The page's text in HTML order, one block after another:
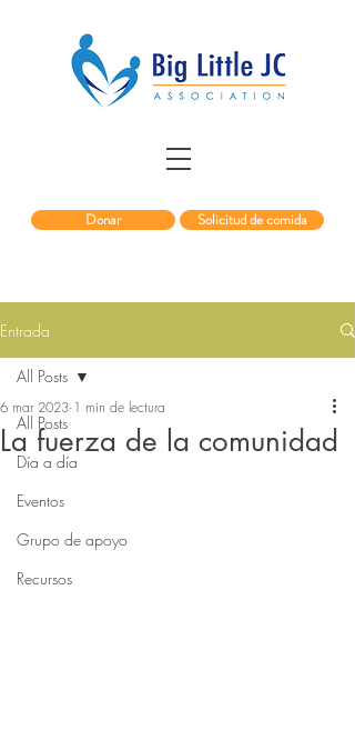
Donar Solicitud de comida
Entrada
All Posts
Día a día
Eventos
Grupo de apoyo
Recursos
All Posts
La fuerza de la comunidad
6 mar 2023 1 min de lectura